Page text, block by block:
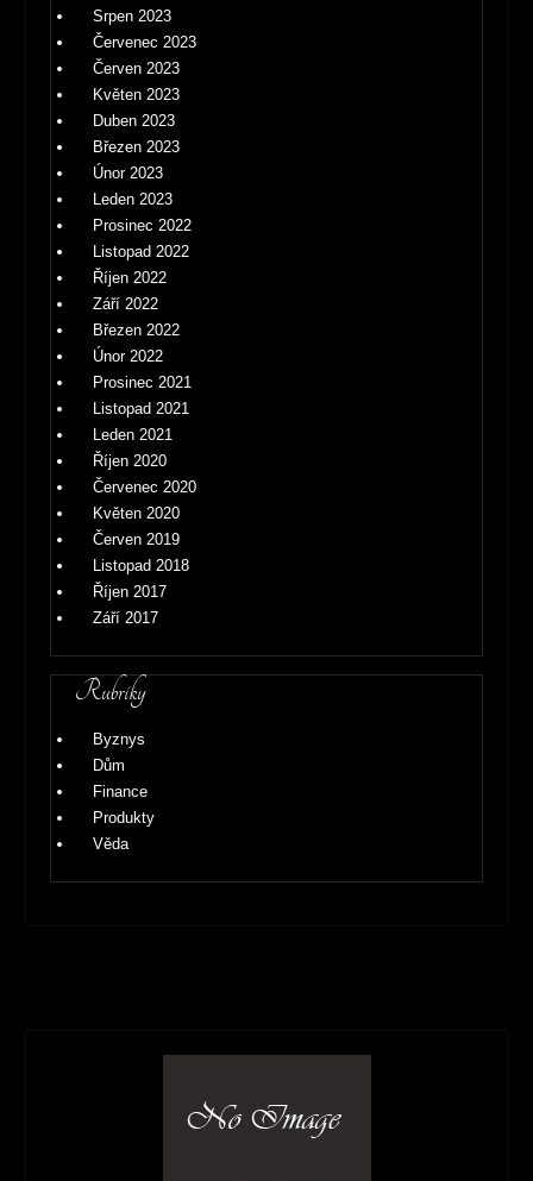
Srpen 2023
Červenec 2023
Červen 2023
Květen 2023
Duben 2023
Březen 2023
Únor 2023
Leden 2023
Prosinec 2022
Listopad 2022
Říjen 2022
Září 2022
Březen 2022
Únor 2022
Prosinec 2021
Listopad 2021
Leden 2021
Říjen 2020
Červenec 2020
Květen 2020
Červen 2019
Listopad 2018
Říjen 2017
Září 2017
Rubriky
Byznys
Dům
Finance
Produkty
Věda